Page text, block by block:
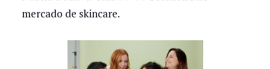
mercado de skincare.